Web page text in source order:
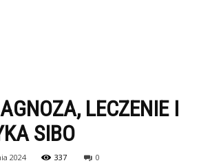
LECZENIE I
SIBO
2024 337 0